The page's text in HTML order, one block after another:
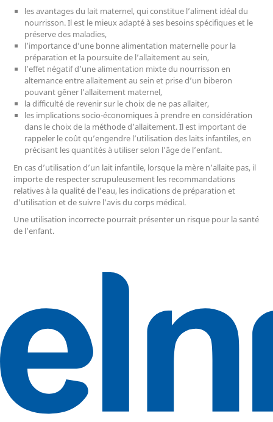
les avantages du lait maternel, qui constitue l’aliment idéal du
nourrisson. Il est le mieux adapté à ses besoins spécifiques et le
préserve des maladies,
l’importance d’une bonne alimentation maternelle pour la
préparation et la poursuite de l’allaitement au sein,
l’effet négatif d’une alimentation mixte du nourrisson en
alternance entre allaitement au sein et prise d’un biberon
pouvant gêner l’allaitement maternel,
la difficulté de revenir sur le choix de ne pas allaiter,
les implications socio-économiques à prendre en considération
dans le choix de la méthode d’allaitement. Il est important de
rappeler le coût qu’engendre l’utilisation des laits infantiles, en
précisant les quantités à utiliser selon l’âge de l’enfant.
En cas d’utilisation d’un lait infantile, lorsque la mère n’allaite pas, il
importe de respecter scrupuleusement les recommandations
relatives à la qualité de l’eau, les indications de préparation et
d’utilisation et de suivre l’avis du corps médical.
Une utilisation incorrecte pourrait présenter un risque pour la santé
de l’enfant.